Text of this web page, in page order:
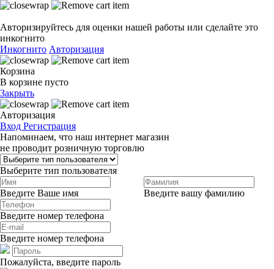
Авторизируйтесь для оценки нашей работы или сделайте это
инкогнито
Инкогнито Авторизация
Корзина
В корзине пусто
Закрыть
Авторизация
Вход Регистрация
Напоминаем, что наш интернет магазин
не проводит розничную торговлю
Выберите тип пользователя
Введите Ваше имя Введите вашу фамилию
Введите номер телефона
Введите номер телефона
Пожалуйста, введите пароль